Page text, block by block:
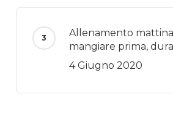
Allenamento
mangiare prima,
4 Giugno 2020